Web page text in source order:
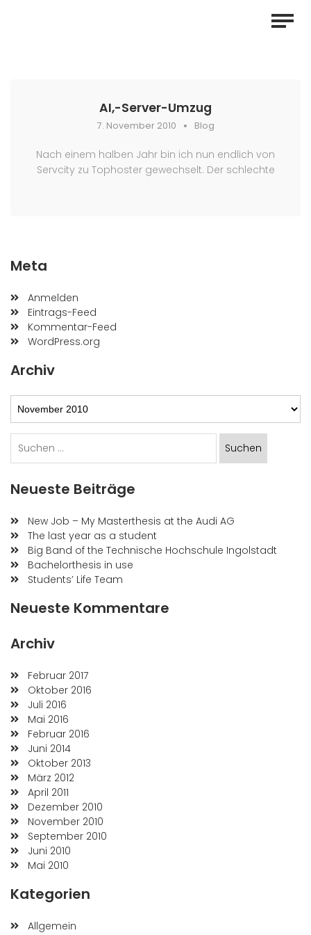
AI,-Server-Umzug
7. November 2010 Blog
Nach einem halben Jahr bin ich nun endlich von
Servcity zu Tophoster gewechselt. Der schlechte
Meta
Anmelden
Eintrags-Feed
Kommentar-Feed
WordPress.org
Archiv
nach:
Neueste Beiträge
New Job – My Masterthesis at the Audi AG
The last year as a student
Big Band of the Technische Hochschule Ingolstadt
Bachelorthesis in use
Students’ Life Team
Neueste Kommentare
Archiv
Februar 2017
Oktober 2016
Juli 2016
Mai 2016
Februar 2016
Juni 2014
Oktober 2013
März 2012
April 2011
Dezember 2010
November 2010
September 2010
Juni 2010
Mai 2010
Kategorien
Allgemein